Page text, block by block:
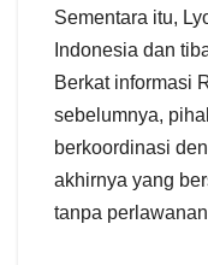
Sementara itu,
Indonesia dan
Berkat informasi
sebelumnya,
berkoordinasi
akhirnya yang
tanpa